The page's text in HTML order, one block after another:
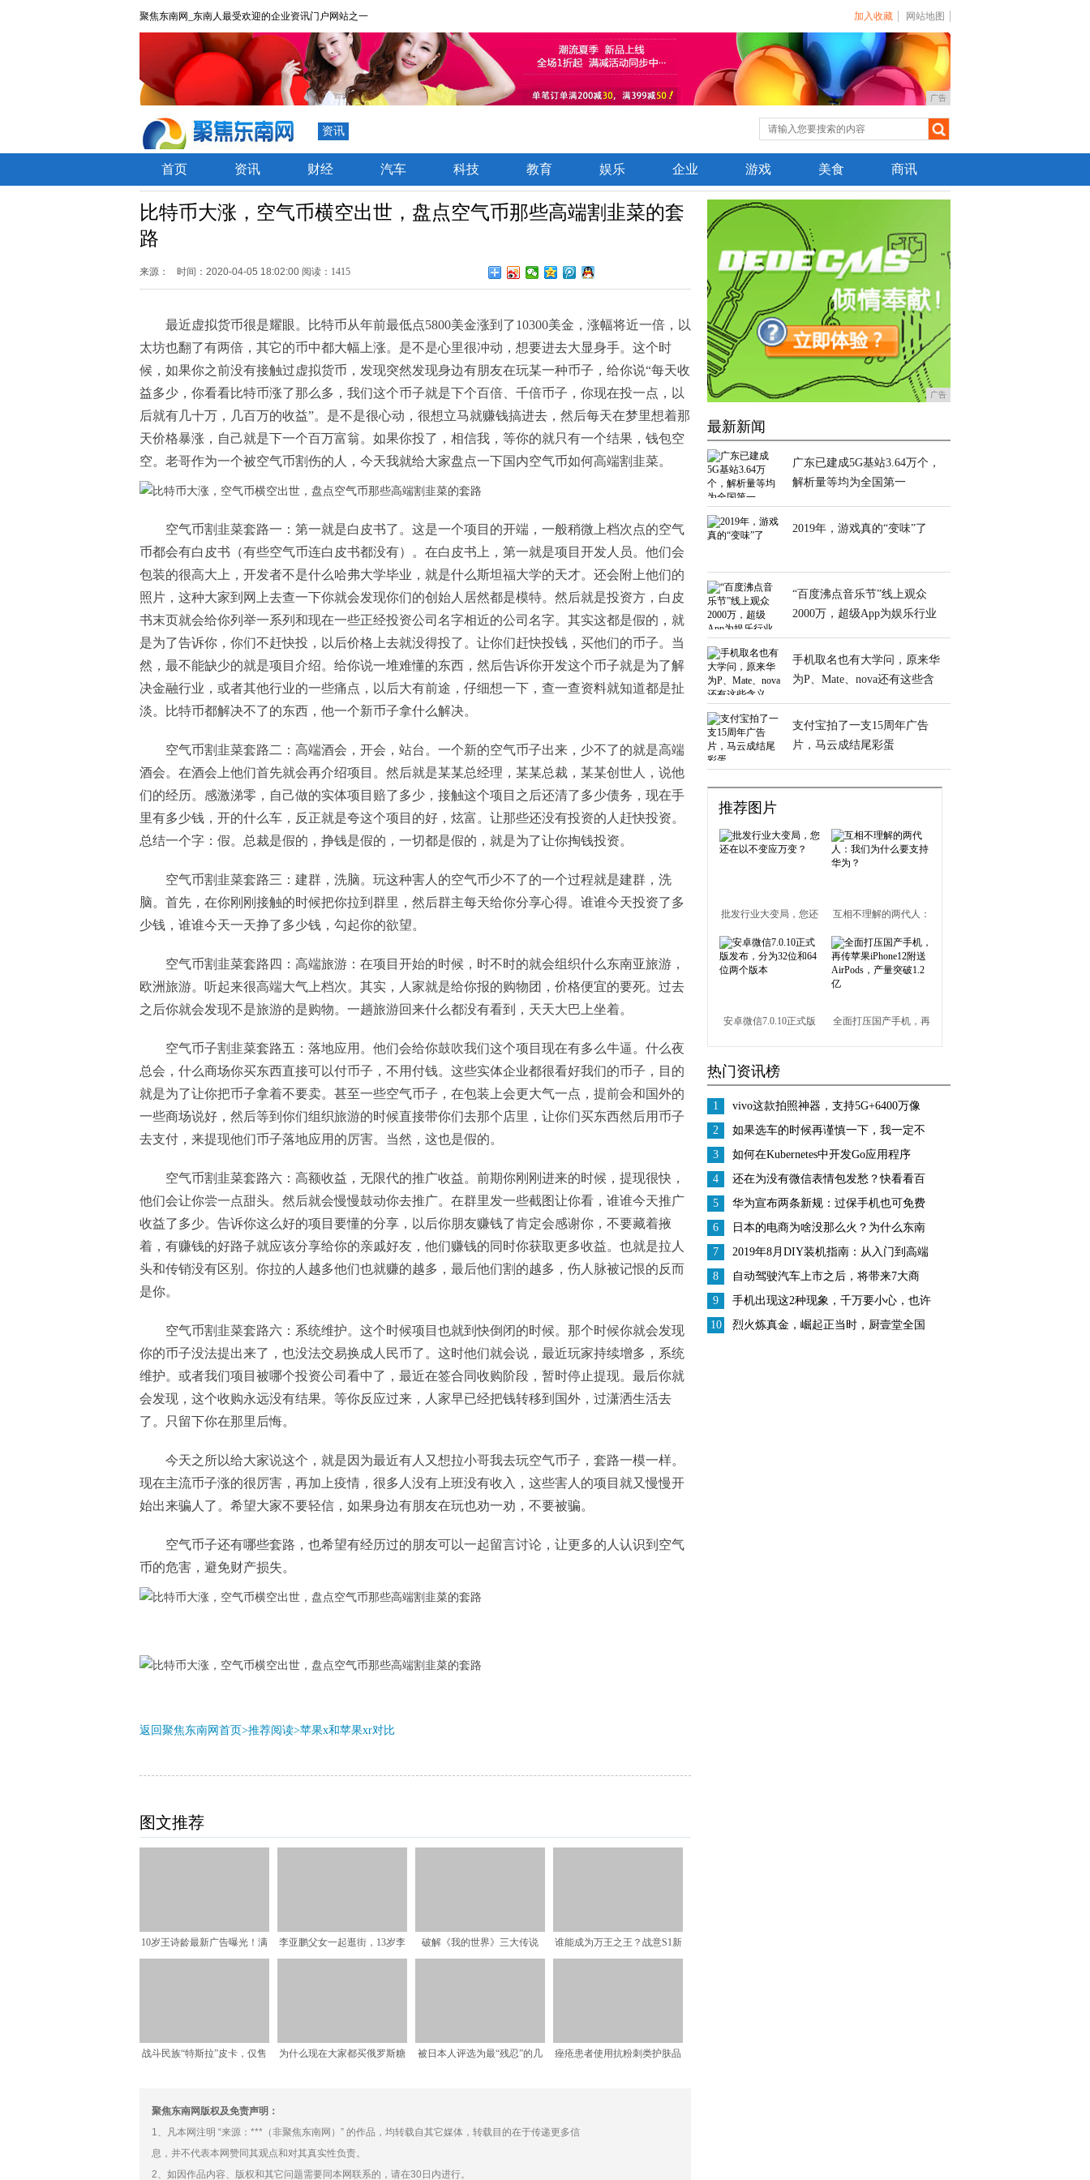
聚焦东南网_东南人最受欢迎的企业资讯门户网站之一 加入收藏 网站地图
广告
资讯
首页 资讯 财经 汽车 科技 教育 娱乐 企业 游戏 美食 商讯
比特币大涨，空气币横空出世，盘点空气币那些高端割韭菜的套
路
来源： 时间：2020-04-05 18:02:00 阅读：1415
最近虚拟货币很是耀眼。比特币从年前最低点5800美金涨到了10300美金，涨幅将近一倍，以
太坊也翻了有两倍，其它的币中都大幅上涨。是不是心里很冲动，想要进去大显身手。这个时
候，如果你之前没有接触过虚拟货币，发现突然发现身边有朋友在玩某一种币子，给你说“每天收
益多少，你看看比特币涨了那么多，我们这个币子就是下个百倍、千倍币子，你现在投一点，以
后就有几十万，几百万的收益”。是不是很心动，很想立马就赚钱搞进去，然后每天在梦里想着那
天价格暴涨，自己就是下一个百万富翁。如果你投了，相信我，等你的就只有一个结果，钱包空
空。老哥作为一个被空气币割伤的人，今天我就给大家盘点一下国内空气币如何高端割韭菜。
空气币割韭菜套路一：第一就是白皮书了。这是一个项目的开端，一般稍微上档次点的空气
币都会有白皮书（有些空气币连白皮书都没有）。在白皮书上，第一就是项目开发人员。他们会
包装的很高大上，开发者不是什么哈弗大学毕业，就是什么斯坦福大学的天才。还会附上他们的
照片，这种大家到网上去查一下你就会发现你们的创始人居然都是模特。然后就是投资方，白皮
书末页就会给你列举一系列和现在一些正经投资公司名字相近的公司名字。其实这都是假的，就
是为了告诉你，你们不赶快投，以后价格上去就没得投了。让你们赶快投钱，买他们的币子。当
然，最不能缺少的就是项目介绍。给你说一堆难懂的东西，然后告诉你开发这个币子就是为了解
决金融行业，或者其他行业的一些痛点，以后大有前途，仔细想一下，查一查资料就知道都是扯
淡。比特币都解决不了的东西，他一个新币子拿什么解决。
空气币割韭菜套路二：高端酒会，开会，站台。一个新的空气币子出来，少不了的就是高端
酒会。在酒会上他们首先就会再介绍项目。然后就是某某总经理，某某总裁，某某创世人，说他
们的经历。感激涕零，自己做的实体项目赔了多少，接触这个项目之后还清了多少债务，现在手
里有多少钱，开的什么车，反正就是夸这个项目的好，炫富。让那些还没有投资的人赶快投资。
总结一个字：假。总裁是假的，挣钱是假的，一切都是假的，就是为了让你掏钱投资。
空气币割韭菜套路三：建群，洗脑。玩这种害人的空气币少不了的一个过程就是建群，洗
脑。首先，在你刚刚接触的时候把你拉到群里，然后群主每天给你分享心得。谁谁今天投资了多
少钱，谁谁今天一天挣了多少钱，勾起你的欲望。
空气币割韭菜套路四：高端旅游：在项目开始的时候，时不时的就会组织什么东南亚旅游，
欧洲旅游。听起来很高端大气上档次。其实，人家就是给你报的购物团，价格便宜的要死。过去
之后你就会发现不是旅游的是购物。一趟旅游回来什么都没有看到，天天大巴上坐着。
空气币子割韭菜套路五：落地应用。他们会给你鼓吹我们这个项目现在有多么牛逼。什么夜
总会，什么商场你买东西直接可以付币子，不用付钱。这些实体企业都很看好我们的币子，目的
就是为了让你把币子拿着不要卖。甚至一些空气币子，在包装上会更大气一点，提前会和国外的
一些商场说好，然后等到你们组织旅游的时候直接带你们去那个店里，让你们买东西然后用币子
去支付，来提现他们币子落地应用的厉害。当然，这也是假的。
空气币割韭菜套路六：高额收益，无限代的推广收益。前期你刚刚进来的时候，提现很快，
他们会让你尝一点甜头。然后就会慢慢鼓动你去推广。在群里发一些截图让你看，谁谁今天推广
收益了多少。告诉你这么好的项目要懂的分享，以后你朋友赚钱了肯定会感谢你，不要藏着掖
着，有赚钱的好路子就应该分享给你的亲戚好友，他们赚钱的同时你获取更多收益。也就是拉人
头和传销没有区别。你拉的人越多他们也就赚的越多，最后他们割的越多，伤人脉被记恨的反而
是你。
空气币割韭菜套路六：系统维护。这个时候项目也就到快倒闭的时候。那个时候你就会发现
你的币子没法提出来了，也没法交易换成人民币了。这时他们就会说，最近玩家持续增多，系统
维护。或者我们项目被哪个投资公司看中了，最近在签合同收购阶段，暂时停止提现。最后你就
会发现，这个收购永远没有结果。等你反应过来，人家早已经把钱转移到国外，过潇洒生活去
了。只留下你在那里后悔。
今天之所以给大家说这个，就是因为最近有人又想拉小哥我去玩空气币子，套路一模一样。
现在主流币子涨的很厉害，再加上疫情，很多人没有上班没有收入，这些害人的项目就又慢慢开
始出来骗人了。希望大家不要轻信，如果身边有朋友在玩也劝一劝，不要被骗。
空气币子还有哪些套路，也希望有经历过的朋友可以一起留言讨论，让更多的人认识到空气
币的危害，避免财产损失。
返回聚焦东南网首页>推荐阅读>苹果x和苹果xr对比
图文推荐
10岁王诗龄最新广告曝光！满
李亚鹏父女一起逛街，13岁李
破解《我的世界》三大传说
谁能成为万王之王？战意S1新
战斗民族“特斯拉”皮卡，仅售
为什么现在大家都买俄罗斯糖
被日本人评选为最“残忍”的几
痤疮患者使用抗粉刺类护肤品
聚焦东南网版权及免责声明：
1、凡本网注明 “来源：***（非聚焦东南网）” 的作品，均转载自其它媒体，转载目的在于传递更多信
息，并不代表本网赞同其观点和对其真实性负责。
2、如因作品内容、版权和其它问题需要同本网联系的，请在30日内进行。
广告
最新新闻
广东已建成5G基站3.64万个，
解析量等均为全国第一
2019年，游戏真的“变味”了
“百度沸点音乐节”线上观众
2000万，超级App为娱乐行业
手机取名也有大学问，原来华
为P、Mate、nova还有这些含
支付宝拍了一支15周年广告
片，马云成结尾彩蛋
推荐图片
批发行业大变局，您还
在以不变应万变？
互相不理解的两代人：
我们为什么要支持华
为？
安卓微信7.0.10正式版
两个版本
全面打压国产手机，再
热门资讯榜
1
vivo这款拍照神器，支持5G+6400万像
素，网友：不建议入手
2
如果选车的时候再谨慎一下，我一定不
会错过新自由光2.0T
3
如何在Kubernetes中开发Go应用程序
4
还在为没有微信表情包发愁？快看看百
度手机输入法
5
华为宣布两条新规：过保手机也可免费
维修，还提供免费寄送服务
6
日本的电商为啥没那么火？为什么东南
亚电商状况和日本高度相似？
7
2019年8月DIY装机指南：从入门到高端
的组装电脑主机配置推荐
8
自动驾驶汽车上市之后，将带来7大商
机？
9
手机出现这2种现象，千万要小心，也许
有危机正在潜伏
10
烈火炼真金，崛起正当时，厨壹堂全国